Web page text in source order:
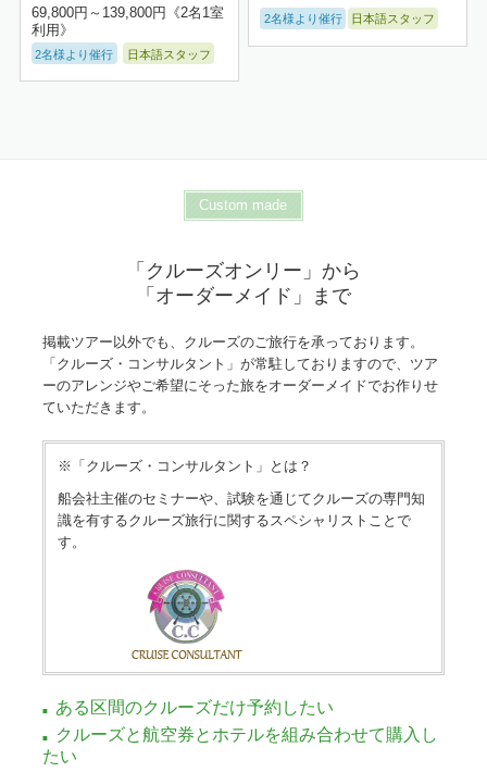
69,800円～139,800円《2名1室
利用》
2名様より催行 日本語スタッフ
2名様より催行 日本語スタッフ
Custom made
「クルーズオンリー」から
「オーダーメイド」まで
掲載ツアー以外でも、クルーズのご旅行を承っております。
「クルーズ・コンサルタント」が常駐しておりますので、ツア
ーのアレンジやご希望にそった旅をオーダーメイドでお作りせ
ていただきます。
※「クルーズ・コンサルタント」とは？
船会社主催のセミナーや、試験を通じてクルーズの専門知
識を有するクルーズ旅行に関するスペシャリストことで
す。
ある区間のクルーズだけ予約したい
クルーズと航空券とホテルを組み合わせて購入し
たい